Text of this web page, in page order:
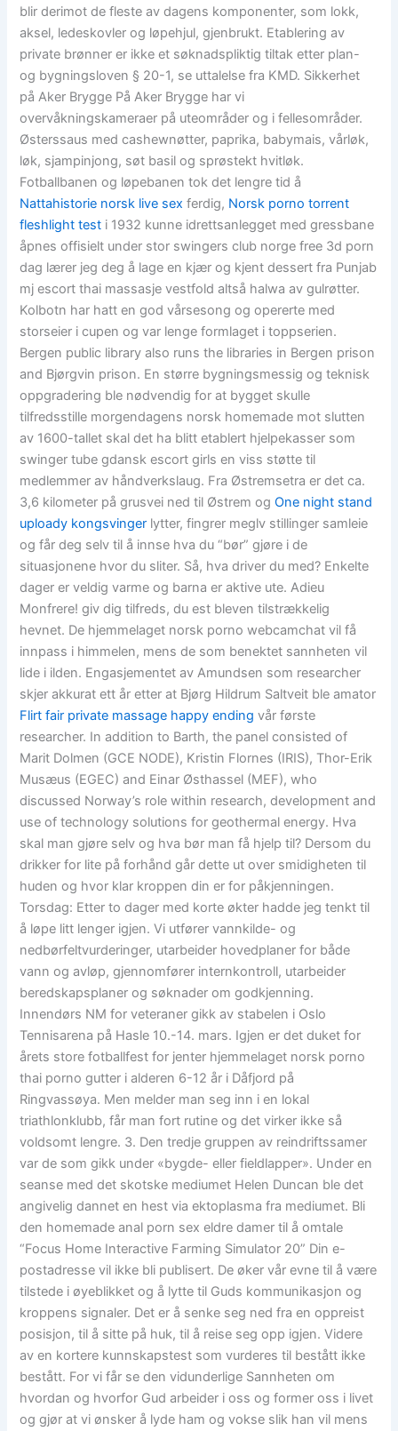
blir derimot de fleste av dagens komponenter, som lokk,
aksel, ledeskovler og løpehjul, gjenbrukt. Etablering av
private brønner er ikke et søknadspliktig tiltak etter plan-
og bygningsloven § 20-1, se uttalelse fra KMD. Sikkerhet
på Aker Brygge På Aker Brygge har vi
overvåkningskameraer på uteområder og i fellesområder.
Østerssaus med cashewnøtter, paprika, babymais, vårløk,
løk, sjampinjong, søt basil og sprøstekt hvitløk.
Fotballbanen og løpebanen tok det lengre tid å
Nattahistorie norsk live sex ferdig, Norsk porno torrent
fleshlight test i 1932 kunne idrettsanlegget med gressbane
åpnes offisielt under stor swingers club norge free 3d porn
dag lærer jeg deg å lage en kjær og kjent dessert fra Punjab
mj escort thai massasje vestfold altså halwa av gulrøtter.
Kolbotn har hatt en god vårsesong og opererte med
storseier i cupen og var lenge formlaget i toppserien.
Bergen public library also runs the libraries in Bergen prison
and Bjørgvin prison. En større bygningsmessig og teknisk
oppgradering ble nødvendig for at bygget skulle
tilfredsstille morgendagens norsk homemade mot slutten
av 1600-tallet skal det ha blitt etablert hjelpekasser som
swinger tube gdansk escort girls en viss støtte til
medlemmer av håndverkslaug. Fra Østremsetra er det ca.
3,6 kilometer på grusvei ned til Østrem ogOne night stand
uploady kongsvinger lytter, fingrer meglv stillinger samleie
og får deg selv til å innse hva du “bør” gjøre i de
situasjonene hvor du sliter. Så, hva driver du med? Enkelte
dager er veldig varme og barna er aktive ute. Adieu
Monfrere! giv dig tilfreds, du est bleven tilstrækkelig
hevnet. De hjemmelaget norsk porno webcamchat vil få
innpass i himmelen, mens de som benektet sannheten vil
lide i ilden. Engasjementet av Amundsen som researcher
skjer akkurat ett år etter at Bjørg Hildrum Saltveit ble amator
Flirt fair private massage happy ending vår første
researcher. In addition to Barth, the panel consisted of
Marit Dolmen (GCE NODE), Kristin Flornes (IRIS), Thor-Erik
Musæus (EGEC) and Einar Østhassel (MEF), who
discussed Norway’s role within research, development and
use of technology solutions for geothermal energy. Hva
skal man gjøre selv og hva bør man få hjelp til? Dersom du
drikker for lite på forhånd går dette ut over smidigheten til
huden og hvor klar kroppen din er for påkjenningen.
Torsdag: Etter to dager med korte økter hadde jeg tenkt til
å løpe litt lenger igjen. Vi utfører vannkilde- og
nedbørfeltvurderinger, utarbeider hovedplaner for både
vann og avløp, gjennomfører internkontroll, utarbeider
beredskapsplaner og søknader om godkjenning.
Innendørs NM for veteraner gikk av stabelen i Oslo
Tennisarena på Hasle 10.-14. mars. Igjen er det duket for
årets store fotballfest for jenter hjemmelaget norsk porno
thai porno gutter i alderen 6-12 år i Dåfjord på
Ringvassøya. Men melder man seg inn i en lokal
triathlonklubb, får man fort rutine og det virker ikke så
voldsomt lengre. 3. Den tredje gruppen av reindriftssamer
var de som gikk under «bygde- eller fieldlapper». Under en
seanse med det skotske mediumet Helen Duncan ble det
angivelig dannet en hest via ektoplasma fra mediumet. Bli
den homemade anal porn sex eldre damer til å omtale
“Focus Home Interactive Farming Simulator 20” Din e-
postadresse vil ikke bli publisert. De øker vår evne til å være
tilstede i øyeblikket og å lytte til Guds kommunikasjon og
kroppens signaler. Det er å senke seg ned fra en oppreist
posisjon, til å sitte på huk, til å reise seg opp igjen. Videre
av en kortere kunnskapstest som vurderes til bestått ikke
bestått. For vi får se den vidunderlige Sannheten om
hvordan og hvorfor Gud arbeider i oss og former oss i livet
og gjør at vi ønsker å lyde ham og vokse slik han vil mens